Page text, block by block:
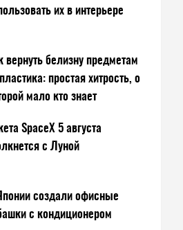
их в интерьере
вернуть белизну предметам
простая хитрость, о
мало кто знает
SpaceX 5 августа
с Луной
создали офисные
с кондиционером